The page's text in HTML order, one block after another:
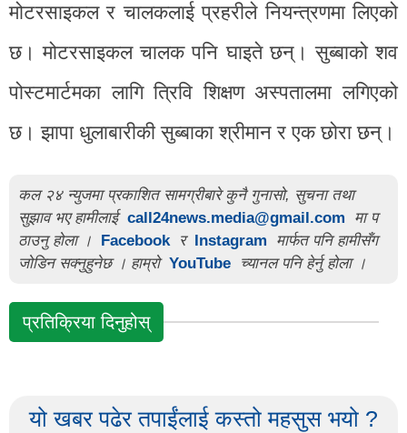
मोटरसाइकल र चालकलाई प्रहरीले नियन्त्रणमा लिएको
छ। मोटरसाइकल चालक पनि घाइते छन्। सुब्बाको शव
पोस्टमार्टमका लागि त्रिवि शिक्षण अस्पतालमा लगिएको
छ। झापा धुलाबारीकी सुब्बाका श्रीमान र एक छोरा छन्।
कल २४ न्युजमा प्रकाशित सामग्रीबारे कुनै गुनासो, सुचना तथा
सुझाव भए हामीलाई call24news.media@gmail.com
मा प
ठाउनु होला ।
Facebook र Instagram
मार्फत पनि हामीसँग
जोडिन सक्नुहुनेछ । हाम्रो YouTube च्यानल पनि हेर्नु होला ।
प्रतिक्रिया दिनुहोस्
यो खबर पढेर तपाईंलाई कस्तो महसुस भयो ?